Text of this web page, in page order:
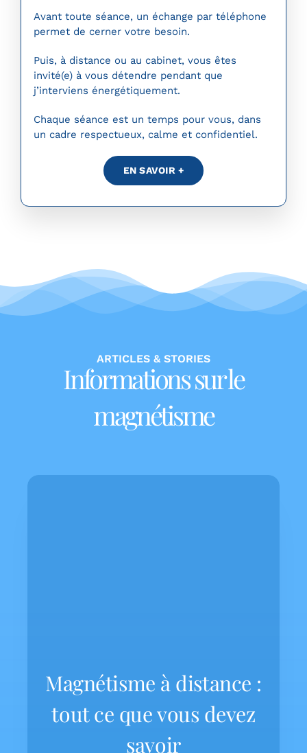
Avant toute séance, un échange par téléphone
permet de cerner votre besoin.
Puis, à distance ou au cabinet, vous êtes
invité(e) à vous détendre pendant que
j’interviens énergétiquement.
Chaque séance est un temps pour vous, dans
un cadre respectueux, calme et confidentiel.
EN SAVOIR +
ARTICLES & STORIES
Informations sur le
magnétisme
Magnétisme à distance :
tout ce que vous devez
savoir